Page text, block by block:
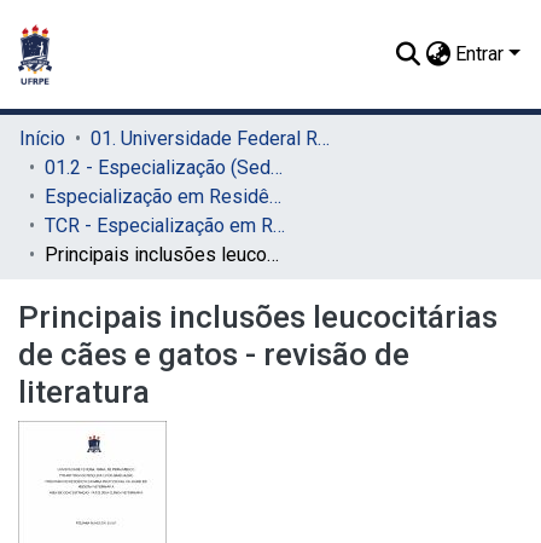
Entrar
Início
01. Universidade Federal Rural de Pernambuco - UFRPE (Sede)
01.2 - Especialização (Sede)
Especialização em Residência Veterinária (Sede)
TCR - Especialização em Residência Veterinária (Sede)
Principais inclusões leucocitárias de cães e gatos - revisão de literatura
Principais inclusões leucocitárias
de cães e gatos - revisão de
literatura